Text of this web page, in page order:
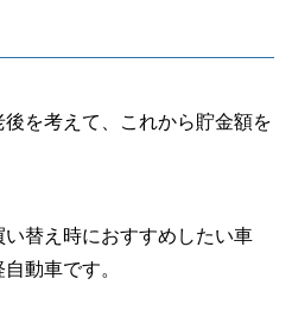
後を考えて、これから貯金額を
替え時におすすめしたい車
動車です。